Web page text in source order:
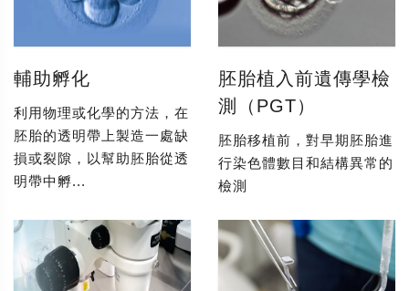
輔助孵化
利用物理或化學的方法，在
胚胎的透明帶上製造一處缺
損或裂隙，以幫助胚胎從透
明帶中孵...
胚胎植入前遺傳學檢
測（PGT）
胚胎移植前，對早期胚胎進
行染色體數目和結構異常的
檢測